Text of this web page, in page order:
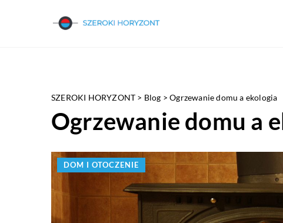
SZEROKI HORYZONT > Blog >Ogrzewanie domu a ekologia
Ogrzewanie domu a
DOM I OTOCZENIE